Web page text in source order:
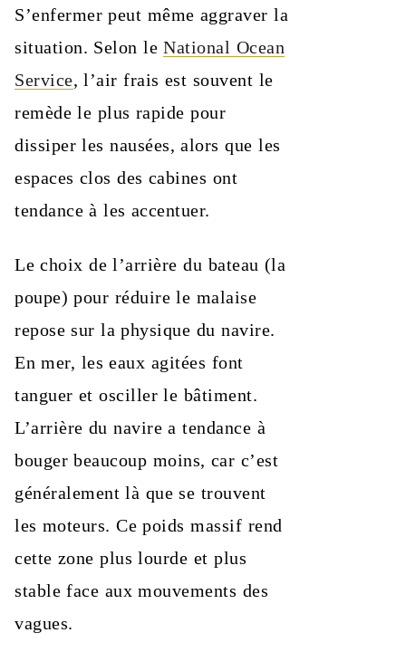
S’enfermer peut même aggraver la
situation. Selon leNational Ocean
Service, l’air frais est souvent le
remède le plus rapide pour
dissiper les nausées, alors que les
espaces clos des cabines ont
tendance à les accentuer.
Le choix de l’arrière du bateau (la
poupe) pour réduire le malaise
repose sur la physique du navire.
En mer, les eaux agitées font
tanguer et osciller le bâtiment.
L’arrière du navire a tendance à
bouger beaucoup moins, car c’est
généralement là que se trouvent
les moteurs. Ce poids massif rend
cette zone plus lourde et plus
stable face aux mouvements des
vagues.